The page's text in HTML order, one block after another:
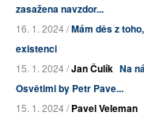
zasažena navzdor...
16. 1. 2024 /Mám děs z
existenci
15. 1. 2024 /Jan Čulík Na
Osvětimi by Petr Pave...
15. 1. 2024 /Pavel Veleman